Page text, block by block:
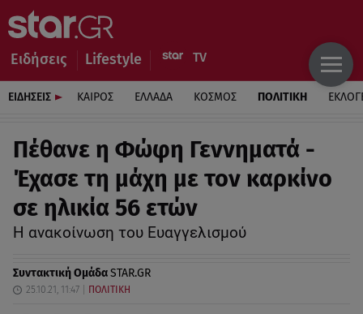
Ειδήσεις Lifestyle
ΕΙΔΗΣΕΙΣ ΚΑΙΡΟΣ ΕΛΛΑΔΑ ΚΟΣΜΟΣ ΠΟΛΙΤΙΚΗ
Πέθανε η Φώφη Γεννηματά -
Έχασε τη μάχη με τον καρκίνο
σε ηλικία 56 ετών
Η ανακοίνωση του Ευαγγελισμού
Συντακτική ΟμάδαSTAR.GR
25.10.21, 11:47 ΠΟΛΙΤΙΚΗ